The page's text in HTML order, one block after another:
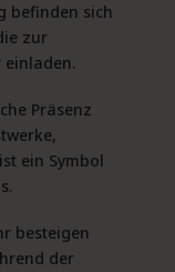
befinden sich
zur
Präsenz
ein Symbol
besteigen
der